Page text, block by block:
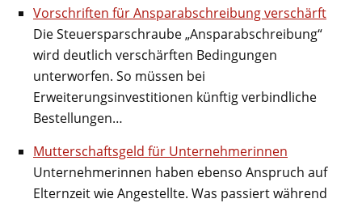
Vorschriften für Ansparabschreibung verschärft
Die Steuersparschraube „Ansparabschreibung“
wird deutlich verschärften Bedingungen
unterworfen. So müssen bei
Erweiterungsinvestitionen künftig verbindliche
Bestellungen…
Mutterschaftsgeld für Unternehmerinnen
Unternehmerinnen haben ebenso Anspruch auf
Elternzeit wie Angestellte. Was passiert während